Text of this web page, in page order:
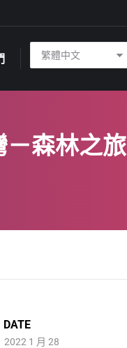
森林之旅
DATE
2022 1 月 28